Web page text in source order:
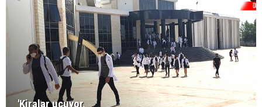
'Kiralar uçuyor,